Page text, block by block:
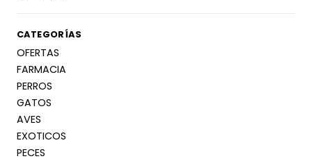
CATEGORÍAS
OFERTAS
FARMACIA
PERROS
GATOS
AVES
EXOTICOS
PECES